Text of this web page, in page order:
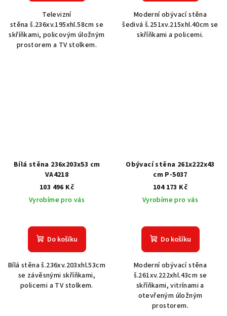
Televizní
stěna š.236xv.195xhl.58cm se
skříňkami, policovým úložným
prostorem a TV stolkem.
Moderní obývací stěna
šedivá š.251xv.215xhl.40cm se
skříňkami a policemi.
Bílá stěna 236x203x53 cm
VA4218
103 496 Kč
Vyrobíme pro vás
Do košíku
Bílá stěna š.236xv.203xhl.53cm
se závěsnými skříňkami,
policemi a TV stolkem.
Obývací stěna 261x222x43
cm P-5037
104 173 Kč
Vyrobíme pro vás
Do košíku
Moderní obývací stěna
š.261xv.222xhl.43cm se
skříňkami, vitrínami a
otevřeným úložným
prostorem.